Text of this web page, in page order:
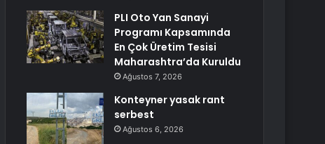
PLI Oto Yan Sanayi
Programı Kapsamında
En Çok Üretim Tesisi
Maharashtra’da Kuruldu
Ağustos 7, 2026
Konteyner yasak rant
serbest
Ağustos 6, 2026